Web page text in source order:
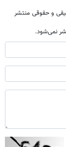
و حقوقی منتشر
نمی‌شود.